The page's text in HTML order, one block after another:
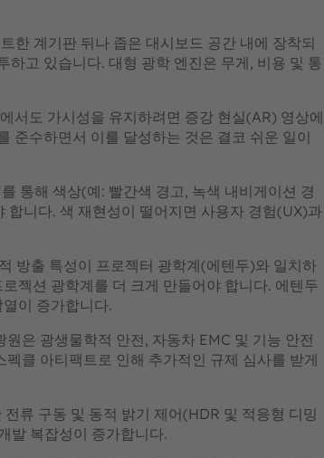
한 계기판 뒤나 좁은 대시보드 공간 내에 장착되
고 있습니다. 대형 광학 엔진은 무게, 비용 및 통
서도 가시성을 유지하려면 증강 현실(AR) 영상에
준수하면서 이를 달성하는 것은 결코 쉬운 일이
통해 색상(예: 빨간색 경고, 녹색 내비게이션 경
니다. 색 재현성이 떨어지면 사용자 경험(UX)과
방출 특성이 프로젝터 광학계(에텐두)와 일치하
젝션 광학계를 더 크게 만들어야 합니다. 에텐두
이 증가합니다.
은 광생물학적 안전, 자동차 EMC 및 기능 안전
클 아티팩트로 인해 추가적인 규제 심사를 받게
류 구동 및 동적 밝기 제어(HDR 및 적응형 디밍
발 복잡성이 증가합니다.